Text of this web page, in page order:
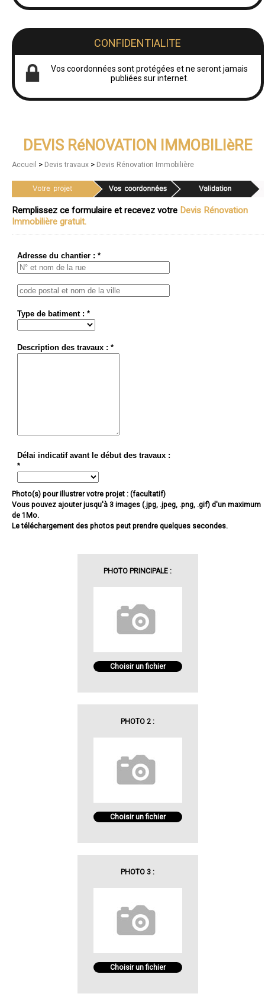
CONFIDENTIALITE
Vos coordonnées sont protégées et ne seront jamais
publiées sur internet.
DEVIS RéNOVATION IMMOBILIèRE
Accueil > Devis travaux > Devis Rénovation Immobilière
Remplissez ce formulaire et recevez votre Devis Rénovation
Immobilière gratuit.
Adresse du chantier : *
Type de batiment : *
Description des travaux : *
Délai indicatif avant le début des travaux :
*
Photo(s) pour illustrer votre projet : (facultatif)
Vous pouvez ajouter jusqu'à 3 images (.jpg, .jpeg, .png, .gif) d'un maximum
de 1Mo.
Le téléchargement des photos peut prendre quelques secondes.
PHOTO PRINCIPALE :
Choisir un fichier
PHOTO 2 :
Choisir un fichier
PHOTO 3 :
Choisir un fichier